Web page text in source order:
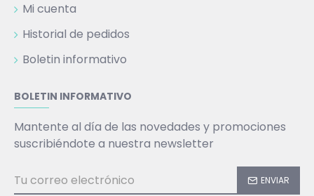
Mi cuenta
Historial de pedidos
Boletin informativo
BOLETIN INFORMATIVO
Mantente al día de las novedades y promociones
suscribiéndote a nuestra newsletter
ENVIAR